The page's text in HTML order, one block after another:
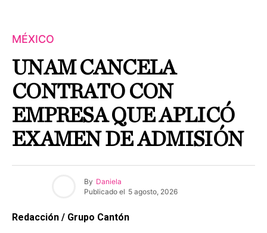
MÉXICO
UNAM CANCELA
CONTRATO CON
EMPRESA QUE APLICÓ
EXAMEN DE ADMISIÓN
By Daniela
Publicado el 5 agosto, 2026
Redacción / Grupo Cantón